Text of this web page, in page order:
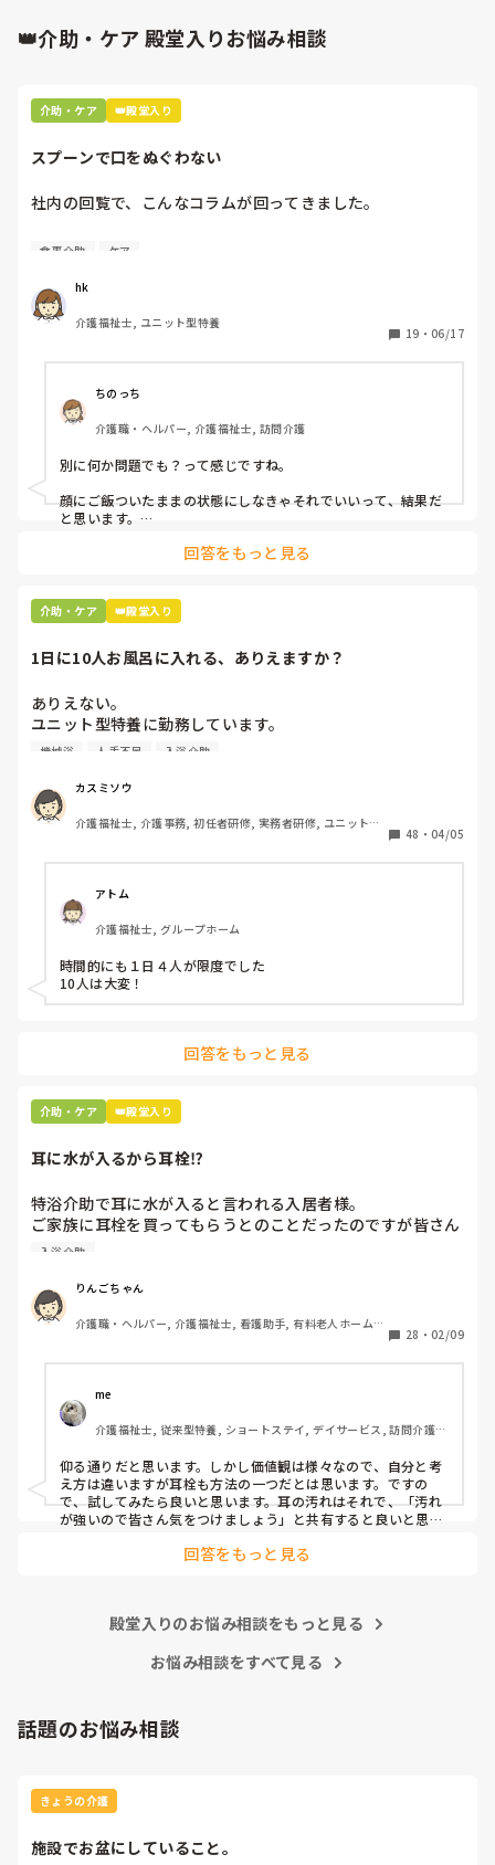
でも早く改善案が見つかると良いですね。
私もまだ慣れない頃はキツいとしか思っていなかったですが、
まぁ、半年かけてもなかなか調整出来なかった方は苦労しまし
たけど（笑）
までは布団汚染はほぼ毎日、シーツより掛け布団の汚染が困り
ものでしたね😓
👑介助・ケア 殿堂入りお悩み相談
介助・ケア 👑殿堂入り
スプーンで口をぬぐわない
社内の回覧で、こんなコラムが回ってきました。
[スプーンで口をぬぐわない]
自分やっちゃってるなと思いました。
皆さんはどうですか⁇
食事介助 ケア
hk
介護福祉士, ユニット型特養
19 ・ 06/17
ちのっち
介護職・ヘルパー, 介護福祉士, 訪問介護
別に何か問題でも？って感じですね。
顔にご飯ついたままの状態にしなきゃそれでいいって、結果だ
と思います。
私お風呂専属でバイトしてるんですけど、お風呂の時に顔にカ
あーやってくれなかったんだなって。スプーンでぬぐったりそ
んなことすら、やらないのかね、酷いスタッフとか思いなが
回答をもっと見る
介助・ケア 👑殿堂入り
1日に10人お風呂に入れる、ありえますか？
ありえない。
ユニット型特養に勤務しています。
人手不足で入浴のない日があるため、今度1日に10人入れて
午前中に5人、午後から1人助っ人つけるので5人入れて下さ
いとのことです。
ここはほぼ全員寝たきりの方ですよ。ありえますか？
機械浴 人手不足 入浴介助
カスミソウ
介護福祉士, 介護事務, 初任者研修, 実務者研修, ユニット型
48 ・ 04/05
アトム
介護福祉士, グループホーム
時間的にも１日４人が限度でした
10人は大変！
回答をもっと見る
介助・ケア 👑殿堂入り
耳に水が入るから耳栓⁉︎
特浴介助で耳に水が入ると言われる入居者様。
ご家族に耳栓を買ってもらうとのことだったのですが皆さん
どう思われますか？
思ったのですがパートなためあまり強く言えず…
また洗髪後どうやら耳を拭いてない様子。あとから耳を拭い
て欲しいと言われて拭くととても汚いのですが、耳栓よりも
耳栓の管理も大変だと思いますし（衛生的に消毒なども必要
かと）、皆さんどう思われますか？
入浴介助
りんごちゃん
介護職・ヘルパー, 介護福祉士, 看護助手, 有料老人ホーム,
28 ・ 02/09
me
介護福祉士, 従来型特養, ショートステイ, デイサービス, 訪問介護,
仰る通りだと思います。しかし価値観は様々なので、自分と考
え方は違いますが耳栓も方法の一つだとは思います。ですの
で、試してみたら良いと思います。耳の汚れはそれで、「汚れ
が強いので皆さん気をつけましょう」と共有すると良いと思い
回答をもっと見る
殿堂入りのお悩み相談をもっと見る
お悩み相談をすべて見る
話題のお悩み相談
きょうの介護
施設でお盆にしていること。